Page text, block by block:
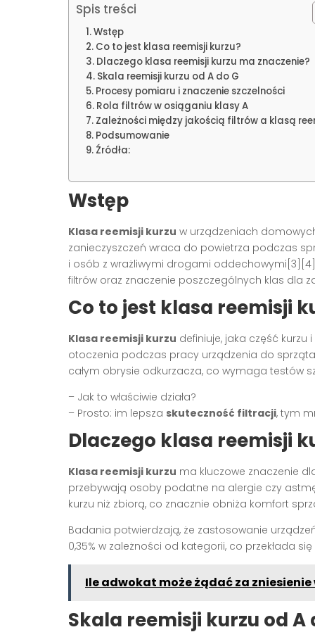
Spis treści
Wstęp
Co to jest klasa reemisji kurzu?
Dlaczego klasa reemisji kurzu ma znaczenie?
Skala reemisji kurzu od A do G
Procesy pomiaru i znaczenie szczelności
Rola filtrów w osiąganiu klasy A
Zależności między jakością filtrów a klasą
Podsumowanie
Źródła:
Wstęp
Klasa reemisji kurzu w urządzeniach
zanieczyszczeń wraca do powietrza podczas
i osób z wrażliwymi drogami
filtrów oraz znaczenie poszczególnych klas dla
Co to jest klasa reemisji
Klasa reemisji kurzu definiuje, jaka część
otoczenia podczas pracy urządzenia do
całym obrysie odkurzacza, co wymaga testów
– Jak to właściwie działa?
– Prosto: im lepsza skuteczność filtracji, tym
Dlaczego klasa reemisji
Klasa reemisji kurzu ma kluczowe znaczenie
przebywają osoby podatne na alergie czy
kurzu niż zbiorą, co znacznie obniża komfort
Badania potwierdzają, że zastosowanie
0,35% w zależności od kategorii, co przekłada
Ile adwokat może żądać za zniesienie
Skala reemisji kurzu od A